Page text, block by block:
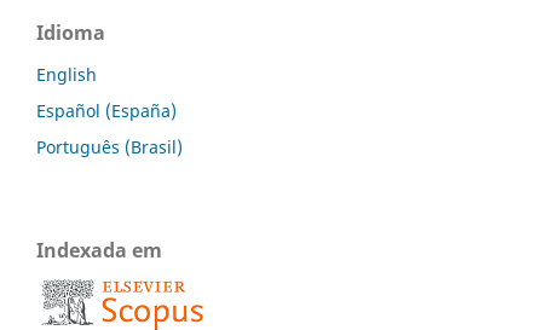
Idioma
English
Español (España)
Português (Brasil)
Indexada em